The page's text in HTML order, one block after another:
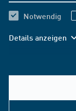
Notwendig
Details anzeigen